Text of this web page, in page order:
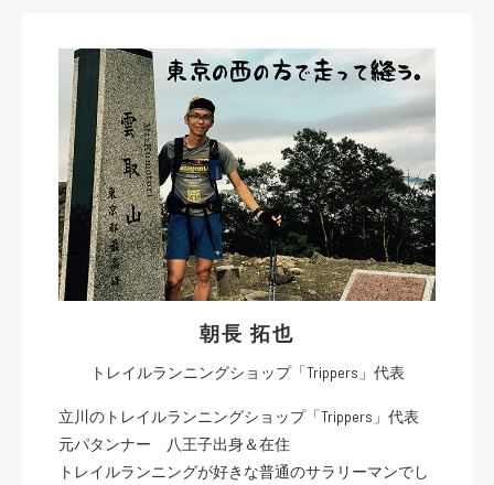
朝長 拓也
トレイルランニングショップ「Trippers」代表
立川のトレイルランニングショップ「Trippers」代表
元パタンナー 八王子出身＆在住
トレイルランニングが好きな普通のサラリーマンでし